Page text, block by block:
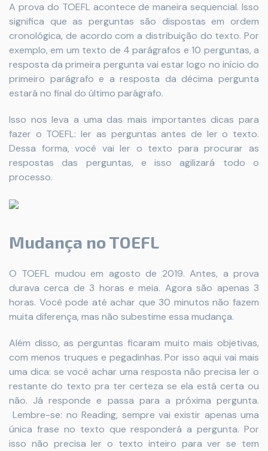
A prova do TOEFL acontece de maneira sequencial. Isso
significa que as perguntas são dispostas em ordem
cronológica, de acordo com a distribuição do texto. Por
exemplo, em um texto de 4 parágrafos e 10 perguntas, a
resposta da primeira pergunta vai estar logo no início do
primeiro parágrafo e a resposta da décima pergunta
estará no final do último parágrafo.
Isso nos leva a uma das mais importantes dicas para
fazer o TOEFL: ler as perguntas antes de ler o texto.
Dessa forma, você vai ler o texto para procurar as
respostas das perguntas, e isso agilizará todo o
processo.
Mudança no TOEFL
O TOEFL mudou em agosto de 2019. Antes, a prova
durava cerca de 3 horas e meia. Agora são apenas 3
horas. Você pode até achar que 30 minutos não fazem
muita diferença, mas não subestime essa mudança.
Além disso, as perguntas ficaram muito mais objetivas,
com menos truques e pegadinhas. Por isso aqui vai mais
uma dica: se você achar uma resposta não precisa ler o
restante do texto pra ter certeza se ela está certa ou
não. Já responde e passa para a próxima pergunta.
Lembre-se: no Reading, sempre vai existir apenas uma
única frase no texto que responderá a pergunta. Por
isso não precisa ler o texto inteiro para ver se tem